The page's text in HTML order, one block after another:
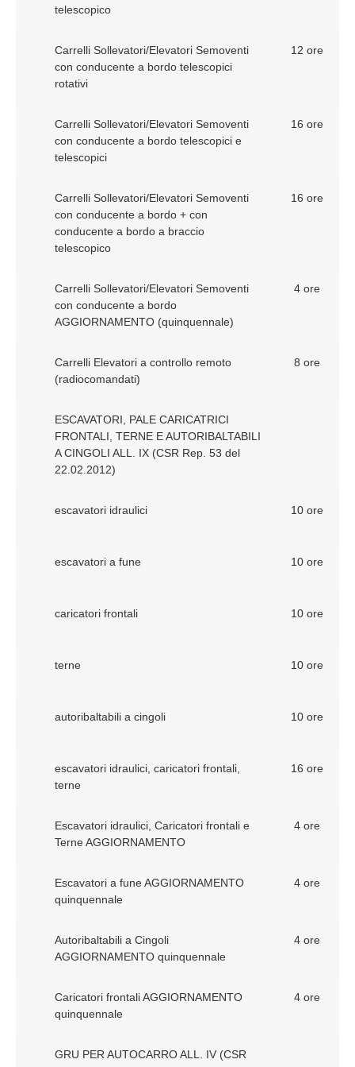
telescopico
Carrelli Sollevatori/Elevatori Semoventi
con conducente a bordo telescopici
rotativi
12 ore
Carrelli Sollevatori/Elevatori Semoventi
con conducente a bordo telescopici e
telescopici
16 ore
Carrelli Sollevatori/Elevatori Semoventi
con conducente a bordo + con
conducente a bordo a braccio
telescopico
16 ore
Carrelli Sollevatori/Elevatori Semoventi
con conducente a bordo
AGGIORNAMENTO (quinquennale)
4 ore
Carrelli Elevatori a controllo remoto
(radiocomandati)
8 ore
ESCAVATORI, PALE CARICATRICI
FRONTALI, TERNE E AUTORIBALTABILI
A CINGOLI ALL. IX (CSR Rep. 53 del
22.02.2012)
escavatori idraulici 10 ore
escavatori a fune 10 ore
caricatori frontali 10 ore
terne 10 ore
autoribaltabili a cingoli 10 ore
escavatori idraulici, caricatori frontali,
terne
16 ore
Escavatori idraulici, Caricatori frontali e
Terne AGGIORNAMENTO
4 ore
Escavatori a fune AGGIORNAMENTO
quinquennale
4 ore
Autoribaltabili a Cingoli
AGGIORNAMENTO quinquennale
4 ore
Caricatori frontali AGGIORNAMENTO
quinquennale
4 ore
GRU PER AUTOCARRO ALL. IV (CSR